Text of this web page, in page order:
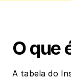
O que
A tabela do